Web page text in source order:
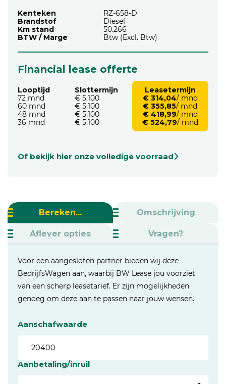
Kenteken
RZ-658-D
Brandstof
Diesel
Km stand
50.266
BTW / Marge
Btw (Excl. Btw)
Financial lease offerte
Looptijd
72 mnd
60 mnd
48 mnd
36 mnd
Slottermijn
€ 5.100
€ 5.100
€ 5.100
€ 5.100
Leasetermijn
€ 314,04/ mnd
€ 355,85/ mnd
€ 418,99/ mnd
€ 524,79/ mnd
Of bekijk hier onze volledige voorraad
Bereken... Omschrijving
Aflever opties Vragen?
Voor een aangesloten partner bieden wij deze
BedrijfsWagen aan, waarbij BW Lease jou voorziet
van een scherp leasetarief. Er zijn mogelijkheden
genoeg om deze aan te passen naar jouw wensen.
Aanschafwaarde
Aanbetaling/inruil